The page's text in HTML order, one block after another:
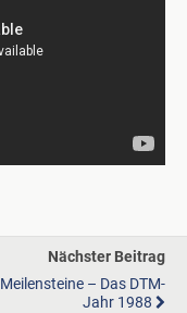
Nächster Beitrag
– Das DTM-
Jahr 1988